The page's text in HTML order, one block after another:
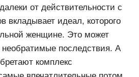
от действительности с
вкладывает идеал, которого
женщине. Это может
последствия. А
комплекс